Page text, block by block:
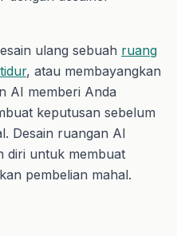
ulang sebuah ruang
, atau membayangkan
AI memberi Anda
keputusan sebelum
Desain ruangan AI
diri untuk membuat
pembelian mahal.